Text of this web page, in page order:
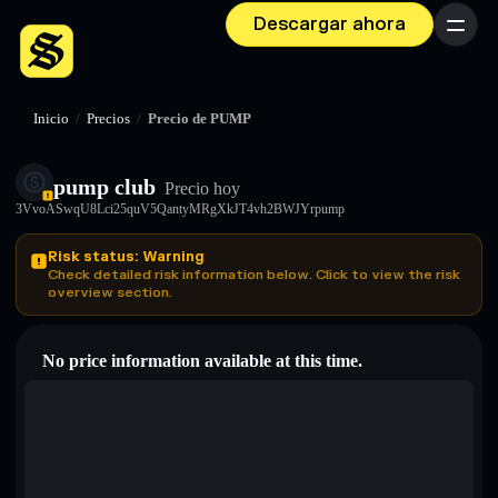
Descargar ahora Menú
Inicio / Precios / Precio de PUMP
pump club Precio hoy
3VvoASwqU8Lci25quV5QantyMRgXkJT4vh2BWJYrpump
Risk status: Warning
Check detailed risk information below. Click to view the risk
overview section.
No price information available at this time.